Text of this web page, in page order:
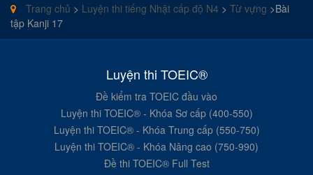
Trang chủ > Luyện thi tiếng Nhật cấp độ N4 > Từ vựng >Bài
tập Kanji 17
Luyện thi TOEIC®
Đề kiểm tra TOEIC đầu vào
Luyện thi TOEIC® - Khóa Sơ cấp (400-550)
Luyện thi TOEIC® - Khóa Trung cấp (550-750)
Luyện thi TOEIC® - Khóa Nâng cao (750-990)
Đề thi TOEIC® Full Test